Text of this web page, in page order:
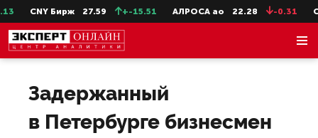
CNY Бирж 27.59 +-15.51 АЛРОСА ао 22.28 -0.31
Задержанный
в Петербурге бизнесмен